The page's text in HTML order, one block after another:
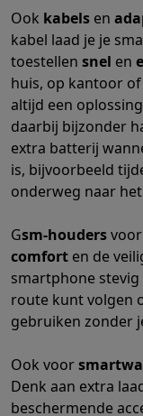
Haarverzorging
Mondhygiëne
ScherenElektrische
Lichaamsontharing
Beauty
Massage
Gezondheid
Voor de baby
TV, audio & foto
Randapparatuur TV
Hoofdtelefoons &
SpeakersSpeakers
Muziek in huis
NavigatieDashcams
Fototoestellen
Video GoProAction
Ook kabels en
kabel laad je je
toestellen snel en
huis, op kantoor
altijd een
daarbij bijzonder
extra batterij
is, bijvoorbeeld
onderweg naar
Gsm-houders
comfort en de
smartphone
route kunt volgen
gebruiken zonder
Ook voor
Denk aan extra
beschermende